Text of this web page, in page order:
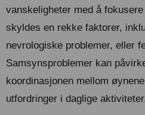
vanskeligheter med å
skyldes en rekke faktorer,
nevrologiske problemer, eller
Samsynsproblemer kan
koordinasjonen mellom
utfordringer i daglige